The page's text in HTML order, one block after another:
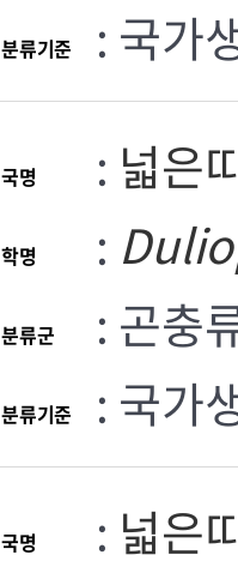
분류기준 : 국가
국명 : 넓은
학명 :
분류군 : 곤충
분류기준 : 국가
국명 : 넓은